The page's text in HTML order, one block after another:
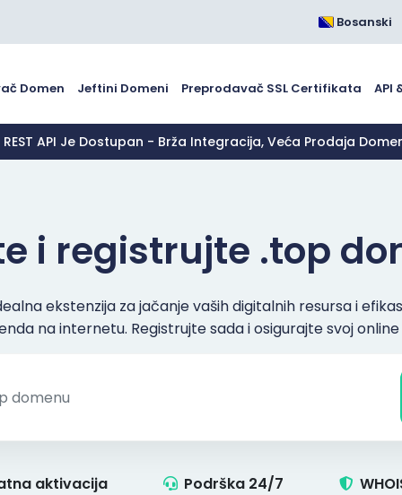
Bosanski
Domen Jeftini Domeni Preprodavač SSL Certifikata API
REST API Je Dostupan - Brža Integracija, Veća Prodaja
i registrujte .top
ekstenzija za jačanje vaših digitalnih resursa i
na internetu. Registrujte sada i osigurajte svoj
aktivacija Podrška 24/7